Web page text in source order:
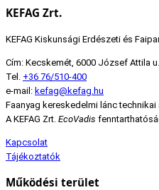
KEFAG Zrt.
KEFAG Kiskunsági Erdészeti és
Cím: Kecskemét, 6000 József Attila u.
Tel. +36 76/510-400
e-mail: kefag@kefag.hu
Faanyag kereskedelmi lánc
A KEFAG Zrt. EcoVadis
Kapcsolat
Tájékoztatók
Működési terület